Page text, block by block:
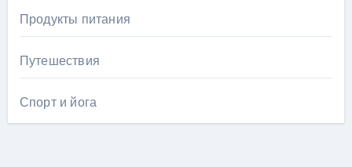
Продукты питания
Путешествия
Спорт и йога